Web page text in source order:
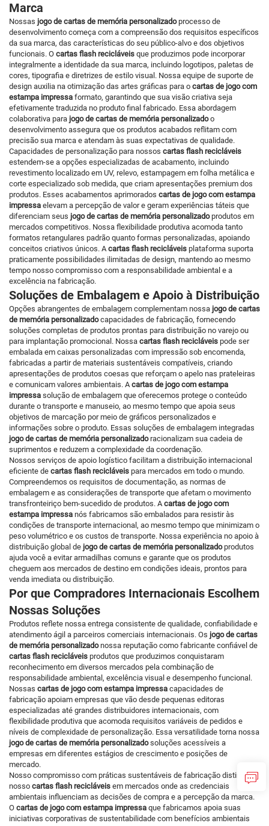
Marca
Nossas jogo de cartas de memória personalizado processo de
desenvolvimento começa com a compreensão dos requisitos específicos
da sua marca, das características do seu público-alvo e dos objetivos
funcionais. O cartas flash recicláveis que produzimos pode incorporar
integralmente a identidade da sua marca, incluindo logotipos, paletas de
cores, tipografia e diretrizes de estilo visual. Nossa equipe de suporte de
design auxilia na otimização das artes gráficas para o cartas de jogo com
estampa impressa formato, garantindo que sua visão criativa seja
efetivamente traduzida no produto final fabricado. Essa abordagem
colaborativa para jogo de cartas de memória personalizadoo
desenvolvimento assegura que os produtos acabados reflitam com
precisão sua marca e atendam às suas expectativas de qualidade.
Capacidades de personalização para nossos cartas flash recicláveis
estendem-se a opções especializadas de acabamento, incluindo
revestimento localizado em UV, relevo, estampagem em folha metálica e
corte especializado sob medida, que criam apresentações premium dos
produtos. Esses acabamentos aprimorados cartas de jogo com estampa
impressa elevam a percepção de valor e geram experiências táteis que
diferenciam seus jogo de cartas de memória personalizado produtos em
mercados competitivos. Nossa flexibilidade produtiva acomoda tanto
formatos retangulares padrão quanto formas personalizadas, apoiando
conceitos criativos únicos. Acartas flash recicláveis plataforma suporta
praticamente possibilidades ilimitadas de design, mantendo ao mesmo
tempo nosso compromisso com a responsabilidade ambiental e a
excelência na fabricação.
Soluções de Embalagem e Apoio à Distribuição
Opções abrangentes de embalagem complementam nossa jogo de cartas
de memória personalizadocapacidades de fabricação, fornecendo
soluções completas de produtos prontas para distribuição no varejo ou
para implantação promocional. Nossa cartas flash recicláveis pode ser
embalada em caixas personalizadas com impressão sob encomenda,
fabricadas a partir de materiais sustentáveis compatíveis, criando
apresentações de produtos coesas que reforçam o apelo nas prateleiras
e comunicam valores ambientais. Acartas de jogo com estampa
impressa solução de embalagem que oferecemos protege o conteúdo
durante o transporte e manuseio, ao mesmo tempo que apoia seus
objetivos de marcação por meio de gráficos personalizados e
informações sobre o produto. Essas soluções de embalagem integradas
jogo de cartas de memória personalizado racionalizam sua cadeia de
suprimentos e reduzem a complexidade da coordenação.
Nossos serviços de apoio logístico facilitam a distribuição internacional
eficiente de cartas flash recicláveis para mercados em todo o mundo.
Compreendemos os requisitos de documentação, as normas de
embalagem e as considerações de transporte que afetam o movimento
transfronteiriço bem-sucedido de produtos. Acartas de jogo com
estampa impressa nós fabricamos são embalados para resistir às
condições de transporte internacional, ao mesmo tempo que minimizam o
peso volumétrico e os custos de transporte. Nossa experiência no apoio à
distribuição global de jogo de cartas de memória personalizado produtos
ajuda você a evitar armadilhas comuns e garante que os produtos
cheguem aos mercados de destino em condições ideais, prontos para
venda imediata ou distribuição.
Por que Compradores Internacionais Escolhem
Nossas Soluções
Produtos reflete nossa entrega consistente de qualidade, confiabilidade e
atendimento ágil a parceiros comerciais internacionais. Os jogo de cartas
de memória personalizado nossa reputação como fabricante confiável de
cartas flash recicláveis produtos que produzimos conquistaram
reconhecimento em diversos mercados pela combinação de
responsabilidade ambiental, excelência visual e desempenho funcional.
Nossas cartas de jogo com estampa impressa capacidades de
fabricação apoiam empresas que vão desde pequenas editoras
especializadas até grandes distribuidores internacionais, com
flexibilidade produtiva que acomoda requisitos variáveis de pedidos e
níveis de complexidade de personalização. Essa versatilidade torna nossa
jogo de cartas de memória personalizadosoluções acessíveis a
empresas em diferentes estágios de crescimento e posições de
mercado.
Nosso compromisso com práticas sustentáveis de fabricação distingue
nosso cartas flash recicláveis em mercados onde as credenciais
ambientais influenciam as decisões de compra e a percepção da marca.
O cartas de jogo com estampa impressa que fabricamos apoia suas
iniciativas corporativas de sustentabilidade com benefícios ambientais